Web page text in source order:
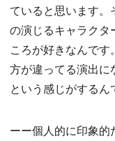
ていると思います
の演じるキャラクタ
ころが好きなんで
方が違ってる演出に
という感じがするん
ーー個人的に印象